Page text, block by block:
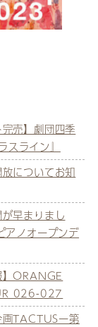
完売】劇団四季
スライン』
についてお知
早まりまし
ノオープンデ
】ORANGE
026-027
画TACTUSー第